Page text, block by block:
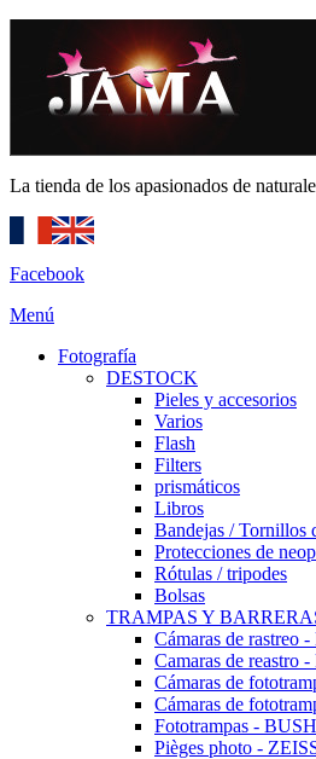
La tienda de los apasionados de
Facebook
Menú
Fotografía
DESTOCK
Pieles y accesorios
Varios
Flash
Filters
prismáticos
Libros
Bandejas / Tornillos
Protecciones de
Rótulas / tripodes
Bolsas
TRAMPAS Y
Cámaras de rastreo
Camaras de reastro
Cámaras de
Cámaras de
Fototrampas -
Pièges photo -